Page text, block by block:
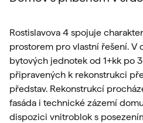
Rostislavova 4 spojuje
prostorem pro vlastní řešení. V
bytových jednotek od 1+kk po
připravených k rekonstrukci
představ. Rekonstrukcí
fasáda i technické zázemí
dispozici vnitroblok s